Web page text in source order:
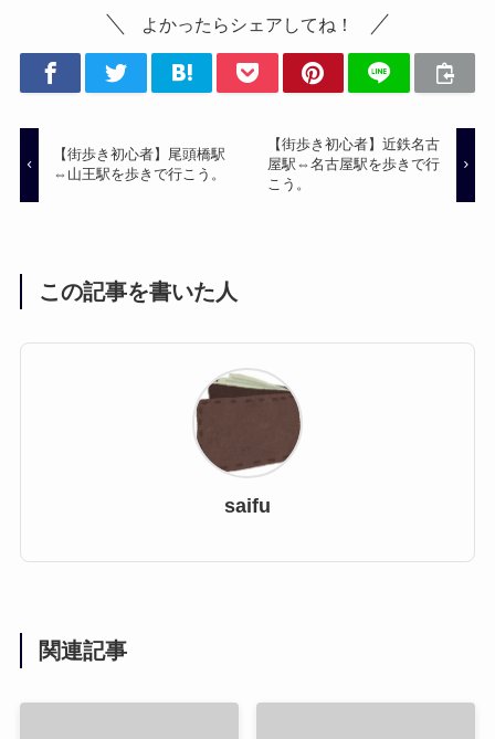
よかったらシェアしてね！
【街歩き初心者】尾頭橋駅
⇔山王駅を歩きで行こう。
【街歩き初心者】近鉄名古
屋駅⇔名古屋駅を歩きで行
こう。
この記事を書いた人
saifu
関連記事